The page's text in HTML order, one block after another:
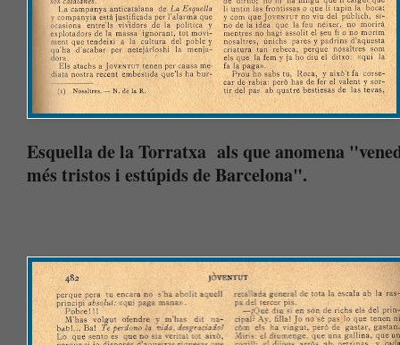
Esquella de la Torratxa als que anomena
més tristos i estúpids de Barcelona".